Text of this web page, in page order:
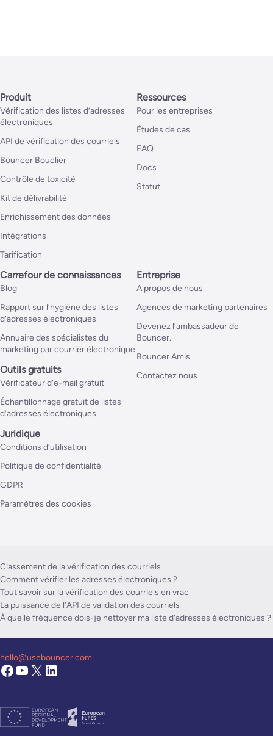
Produit
Vérification des listes d’adresses
électroniques
API de vérification des courriels
Bouncer Bouclier
Contrôle de toxicité
Kit de délivrabilité
Enrichissement des données
Intégrations
Tarification
Ressources
Pour les entreprises
Études de cas
FAQ
Docs
Statut
Carrefour de connaissances
Blog
Rapport sur l’hygiène des listes
d’adresses électroniques
Annuaire des spécialistes du
marketing par courrier électronique
Outils gratuits
Vérificateur d’e-mail gratuit
Échantillonnage gratuit de listes
d’adresses électroniques
Entreprise
A propos de nous
Agences de marketing partenaires
Devenez l’ambassadeur de
Bouncer.
Bouncer Amis
Contactez nous
Juridique
Conditions d’utilisation
Politique de confidentialité
GDPR
Paramètres des cookies
Classement de la vérification des courriels
Comment vérifier les adresses électroniques ?
Tout savoir sur la vérification des courriels en vrac
La puissance de l’API de validation des courriels
À quelle fréquence dois-je nettoyer ma liste d’adresses électroniques ?
hello@usebouncer.com